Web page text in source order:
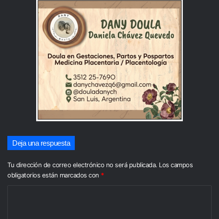
Deja una respuesta
Tu dirección de correo electrónico no será publicada. Los campos
obligatorios están marcados con *